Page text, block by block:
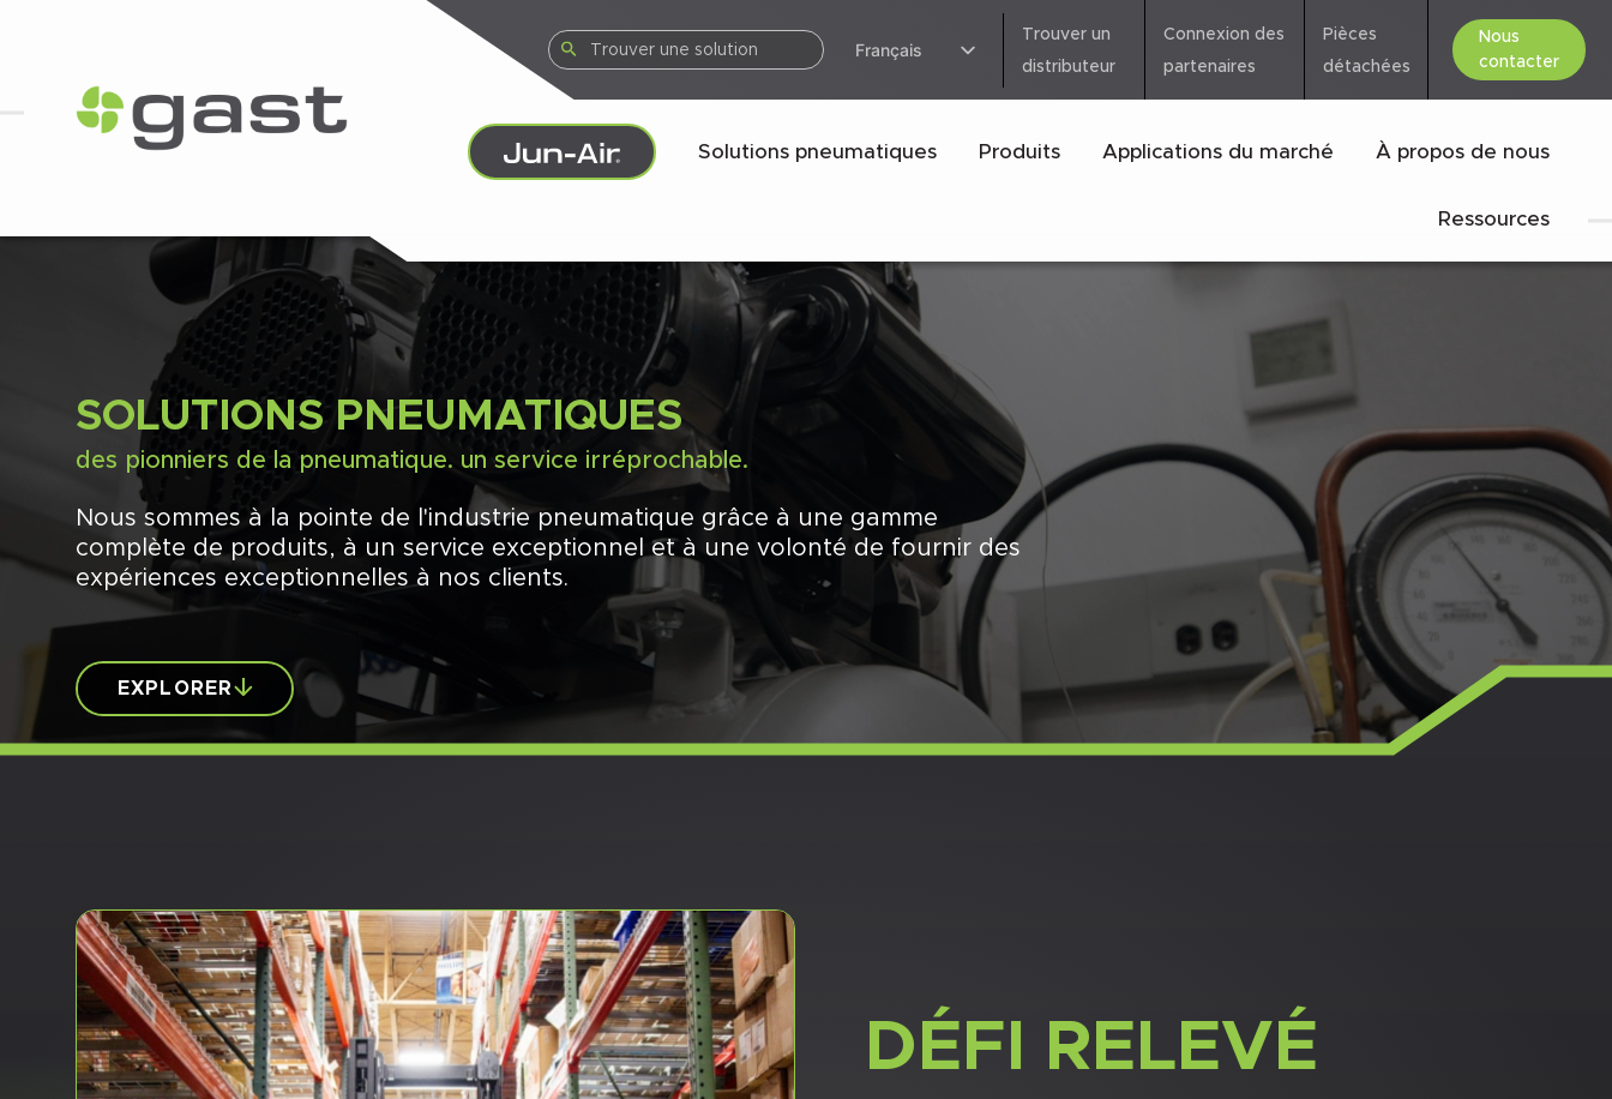
Français
Trouver un
distributeur
Connexion des
partenaires
Pièces
détachées
Nous
contacter
Solutions pneumatiques Produits Applications du marché À propos de nous
Ressources
SOLUTIONS PNEUMATIQUES
des pionniers de la pneumatique. un service irréprochable.
Nous sommes à la pointe de l'industrie pneumatique grâce à une gamme
complète de produits, à un service exceptionnel et à une volonté de fournir des
expériences exceptionnelles à nos clients.
EXPLORER
DÉFI RELEVÉ